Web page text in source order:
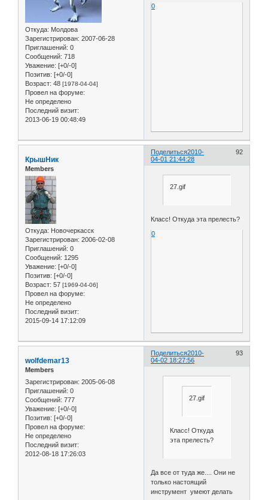
Откуда: Молдова
Зарегистрирован: 2007-06-28
Приглашений: 0
Сообщений: 718
Уважение: [+0/-0]
Позитив: [+0/-0]
Возраст: 48 [1978-04-04]
Провел на форуме:
Не определено
Последний визит:
2013-06-19 00:48:49
0
Поделиться 92
2010-
04-01 21:44:28
КрышНик
Members
Откуда: Новочеркасск
Зарегистрирован: 2006-02-08
Приглашений: 0
Сообщений: 1295
Уважение: [+0/-0]
Позитив: [+0/-0]
Возраст: 57 [1969-04-06]
Провел на форуме:
Не определено
Последний визит:
2015-09-14 17:12:09
27.gif
Класс! Откуда эта прелесть?
0
Поделиться 93
2010-
04-02 18:27:56
wolfdemar13
Members
Зарегистрирован: 2005-06-08
Приглашений: 0
Сообщений: 777
Уважение: [+0/-0]
Позитив: [+0/-0]
Провел на форуме:
Не определено
Последний визит:
2012-08-18 17:26:03
27.gif
Класс! Откуда
эта прелесть?
Да все от туда же.... Они не
только настоящий
инструмент умеют делать